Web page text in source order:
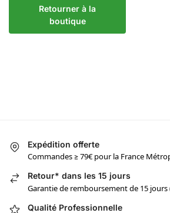
Retourner à la
boutique
Expédition offerte
Commandes ≥ 79€ pour la France
Retour* dans les 15 jours
Garantie de remboursement de 15 jours
Qualité Professionnelle